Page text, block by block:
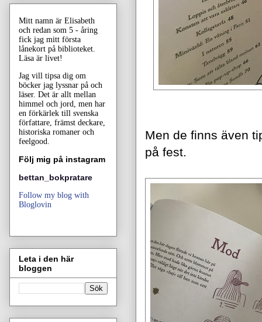
Men de finns även
på fest.
Mitt namn är Elisabeth
och redan som 5 - åring
fick jag mitt första
lånekort på biblioteket.
Läsa är livet!
Jag vill tipsa dig om
böcker jag lyssnar på och
läser. Det är allt mellan
himmel och jord, men har
en förkärlek till svenska
författare, främst deckare,
historiska romaner och
feelgood.
Följ mig på instagram
bettan_bokpratare
Follow my blog with
Bloglovin
Leta i den här
bloggen